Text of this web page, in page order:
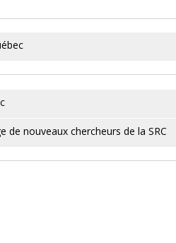
nouveaux chercheurs de la SRC